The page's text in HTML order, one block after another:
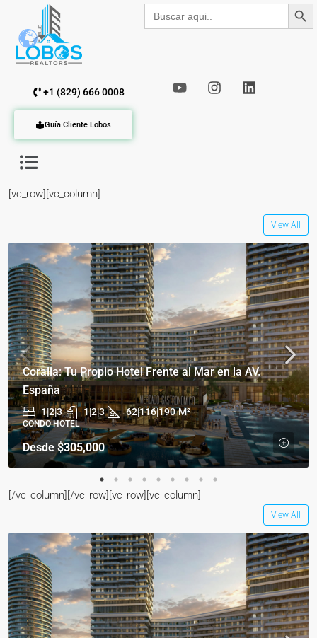
Buscar: Botón de
+1 (829) 666 0008
Guía Cliente Lobos
[vc_row][vc_column]
View All
Coralia: Tu Propio Hotel Frente al Mar en la AV.
España
1|2|3 1|2|3 62|116|190 M²
CONDO HOTEL
Desde $305,000
[/vc_column][/vc_row][vc_row][vc_column]
View All